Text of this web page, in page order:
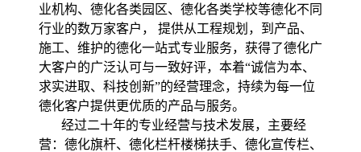
业机构、德化各类园区、德化各类学校等德化不同
行业的数万家客户， 提供从工程规划，到产品、
施工、维护的德化一站式专业服务，获得了德化广
大客户的广泛认可与一致好评，本着“诚信为本、
求实进取、科技创新”的经营理念，持续为每一位
德化客户提供更优质的产品与服务。
经过二十年的专业经营与技术发展，主要经
营：德化旗杆、德化栏杆楼梯扶手、德化宣传栏、